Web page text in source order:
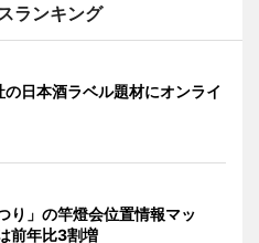
ランキング
日本酒ラベル題材にオンライ
り」の竿燈会位置情報マッ
前年比3割増